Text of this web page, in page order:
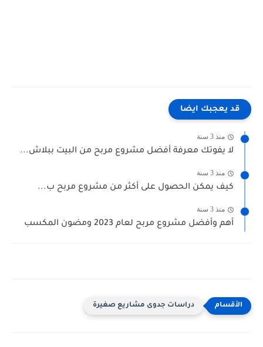
قد يعجبك ايضا
منذ 3 سنة
لا يفوتك معرفة أفضل مشروع مربح من البيت ببلاش...
منذ 3 سنة
كيف يمكن الحصول على أكثر من مشروع مربح ب...
منذ 3 سنة
أهم وأفضل مشروع مربح لعام 2023 ومضون المكسب
دراسات جدوى مشاريع صغيرة